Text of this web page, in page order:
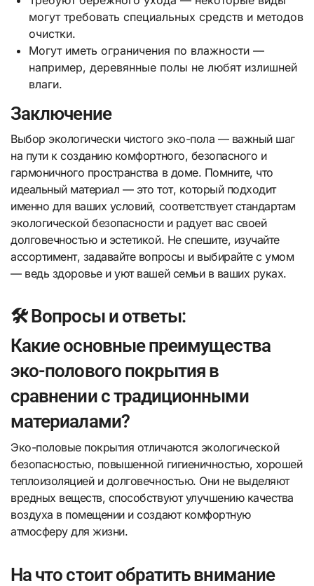
могут требовать специальных средств и методов
очистки.
Могут иметь ограничения по влажности —
например, деревянные полы не любят излишней
влаги.
Заключение
Выбор экологически чистого эко-пола — важный шаг
на пути к созданию комфортного, безопасного и
гармоничного пространства в доме. Помните, что
идеальный материал — это тот, который подходит
именно для ваших условий, соответствует стандартам
экологической безопасности и радует вас своей
долговечностью и эстетикой. Не спешите, изучайте
ассортимент, задавайте вопросы и выбирайте с умом
— ведь здоровье и уют вашей семьи в ваших руках.
🛠️ Вопросы и ответы:
Какие основные преимущества
эко-полового покрытия в
сравнении с традиционными
материалами?
Эко-половые покрытия отличаются экологической
безопасностью, повышенной гигиеничностью, хорошей
теплоизоляцией и долговечностью. Они не выделяют
вредных веществ, способствуют улучшению качества
воздуха в помещении и создают комфортную
атмосферу для жизни.
На что стоит обратить внимание